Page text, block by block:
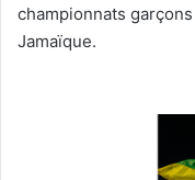
championnats
Jamaïque.